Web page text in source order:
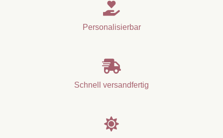

Personalisierbar

Schnell versandfertig
